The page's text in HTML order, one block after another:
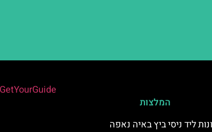
המלצות
ליד ניסי ביץ באיה נאפה
GetYourGuide